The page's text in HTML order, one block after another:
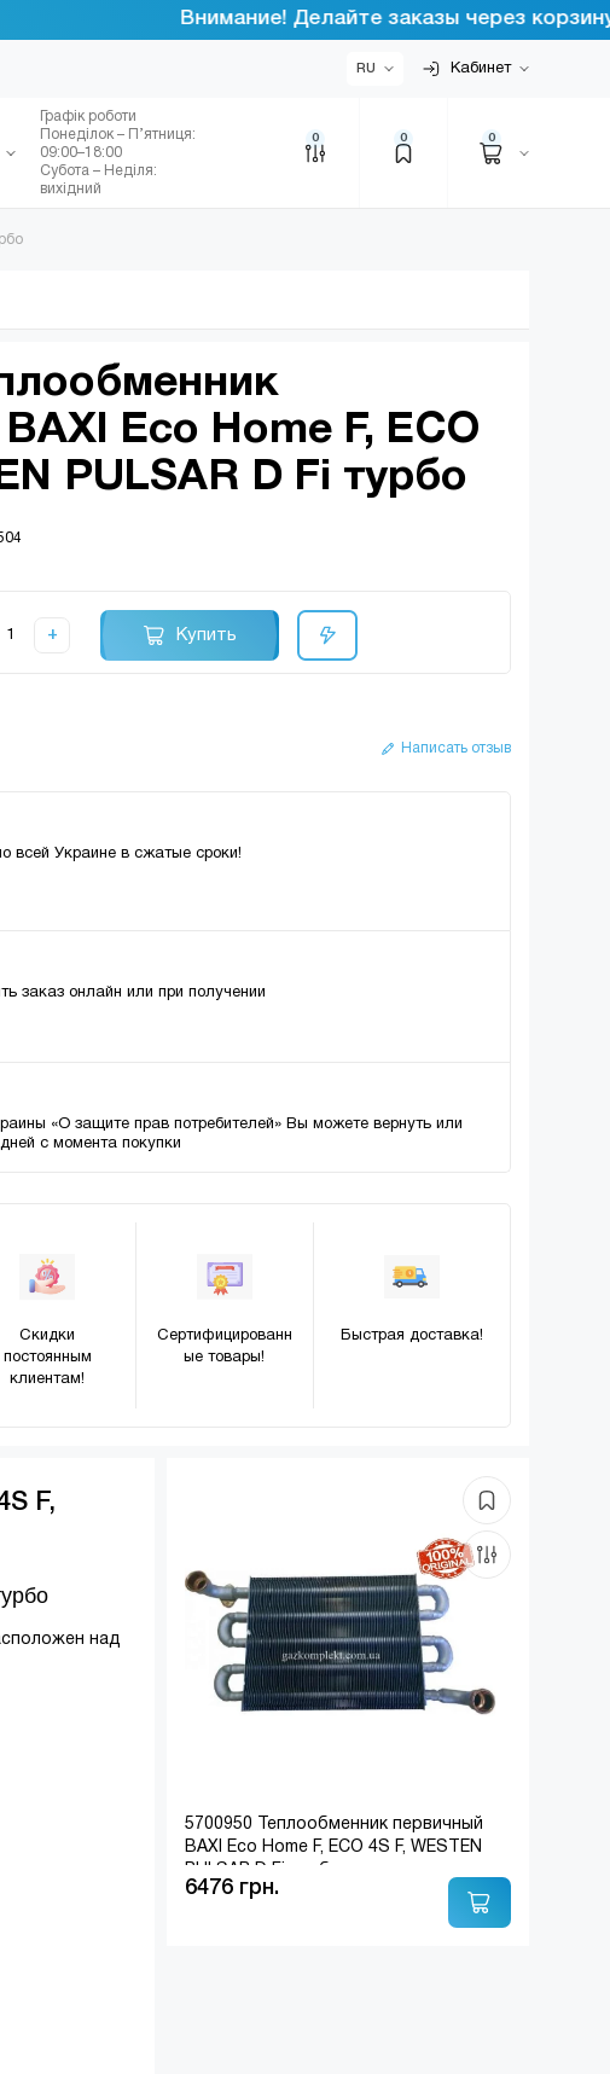
Внимание! Делайте заказы через корзину
RU Кабинет
Графік роботи
Понеділок – П’ятниця:
09:00–18:00
Субота – Неділя:
вихідний
0 0 0
Eco Home F, ECO
PULSAR D Fi турбо
+ Купить
Написать отзыв
всей Украине в сжатые сроки!
заказ онлайн или при получении
«О защите прав потребителей» Вы можете вернуть или
с момента покупки
Скидки
постоянным
клиентам!
Сертифицированн
ые товары!
Быстрая доставка!
F,
над
5700950 Теплообменник первичный
BAXI Eco Home F, ECO 4S F, WESTEN
PULSAR D Fi турбо
6476 грн.